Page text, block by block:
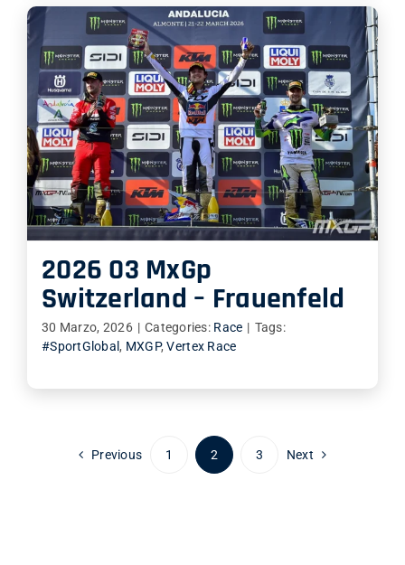
2026 03 MxGp
Switzerland – Frauenfeld
30 Marzo, 2026 | Categories: Race | Tags:
#SportGlobal , MXGP,Vertex Race
Previous 1 2 3 Next